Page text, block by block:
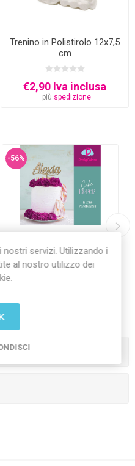
Trenino in Polistirolo 12x7,5
cm
€2,90 Iva inclusa
più spedizione
-56%
legno da Personalizzare
€18,00 Iva inclusa
servizi. Utilizzando i
al nostro utilizzo dei